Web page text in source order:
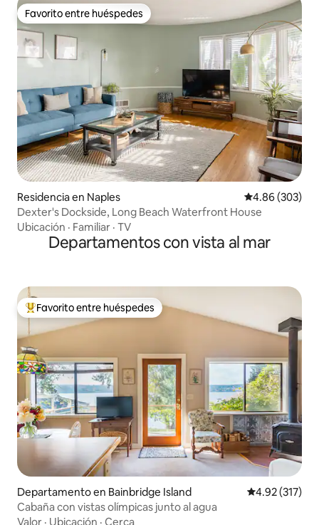
Favorito entre huéspedes
Favorito entre huéspedes
Residencia en Naples Calificación
4.86 (303)
Dexter's Dockside, Long Beach Waterfront House
Ubicación · Familiar · TV
Departamentos con vista al mar
De los mejores en Favorito entre huéspedes
Favorito entre huéspedes
Departamento en Bainbridge Island Calificación
4.92 (317)
Cabaña con vistas olímpicas junto al agua
Valor · Ubicación · Cerca